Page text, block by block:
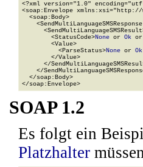
<?xml version="1.0"
<soap:Envelope xmlns:xsi="http://
  <soap:Body>
        <StatusCode>
None or Ok or
        <Value>
          <ParseStatus>
None or Ok
        </Value>
</
</
  </soap:Body>
</soap:Envelope>
SOAP 1.2
Es folgt ein
Platzhalter